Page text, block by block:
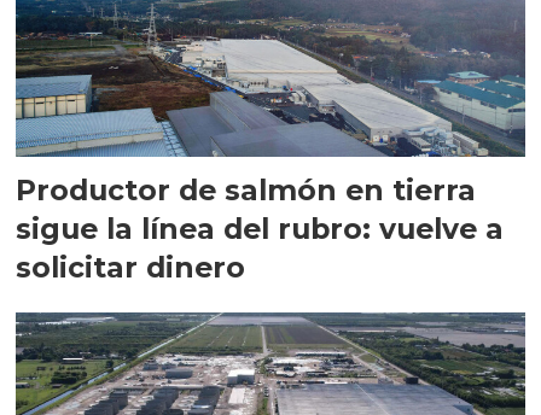
Productor de salmón en tierra
sigue la línea del rubro: vuelve a
solicitar dinero